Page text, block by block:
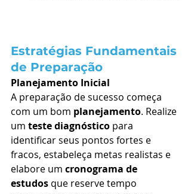
Estratégias Fundamentais
de Preparação
Planejamento Inicial
A preparação de sucesso começa
com um bom planejamento. Realize
um teste diagnóstico para
identificar seus pontos fortes e
fracos, estabeleça metas realistas e
elabore um cronograma de
estudos que reserve tempo